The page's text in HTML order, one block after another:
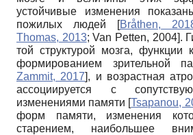
устойчивые изменения
пожилых людей
[Bråthen,
Thomas, 2013;Van Petten, 2004].
той структурой мозга, функции
формированием зрительной
Zammit, 2017], и возрастная
ассоциируется с
изменениями памяти [Tsapanou,
форм памяти, изменения
старением, наибольшее